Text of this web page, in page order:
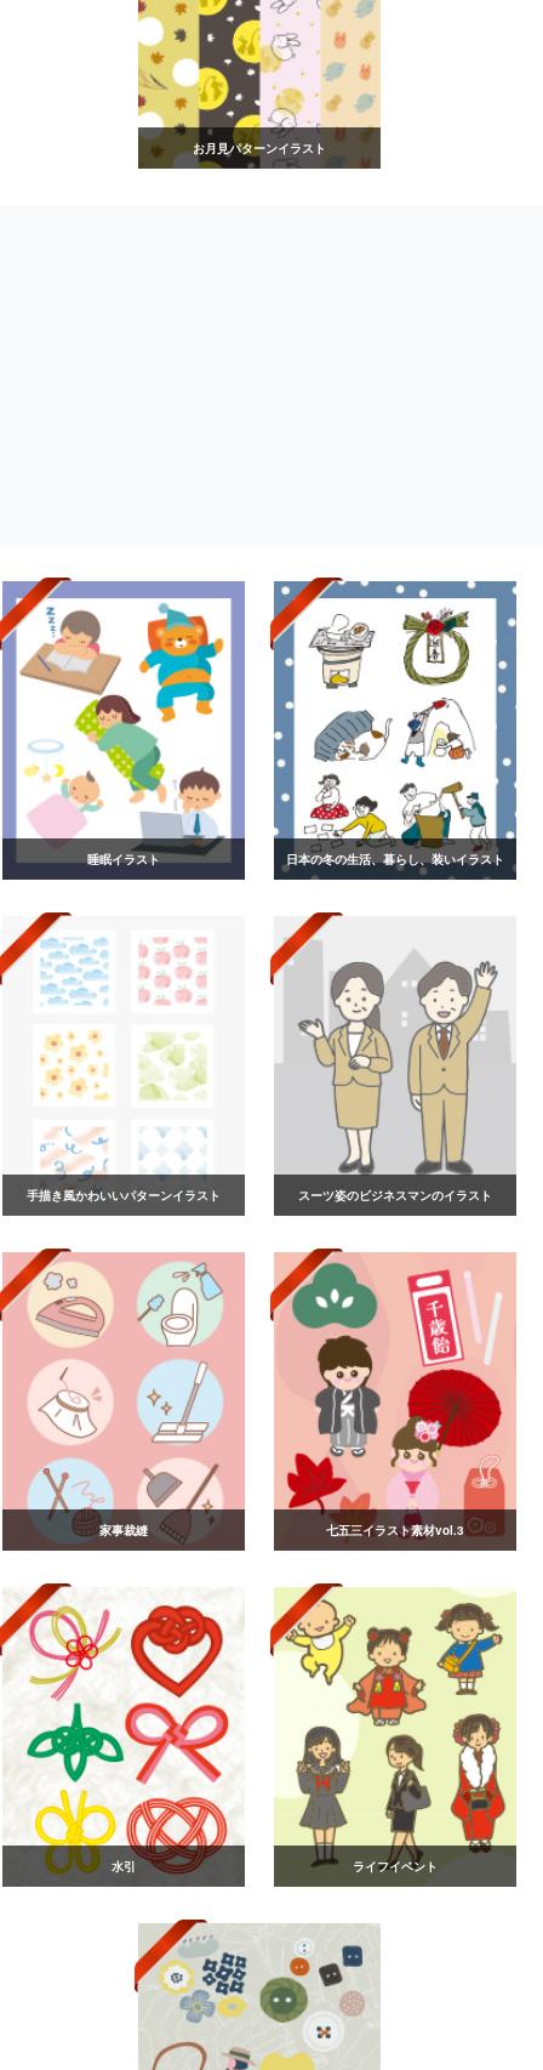
お月見パターンイラスト
睡眠イラスト 日本の冬の生活、暮らし、装いイラスト
手描き風かわいいパターンイラスト スーツ姿のビジネスマンのイラスト
家事裁縫 七五三イラスト素材vol.3
水引 ライフイベント